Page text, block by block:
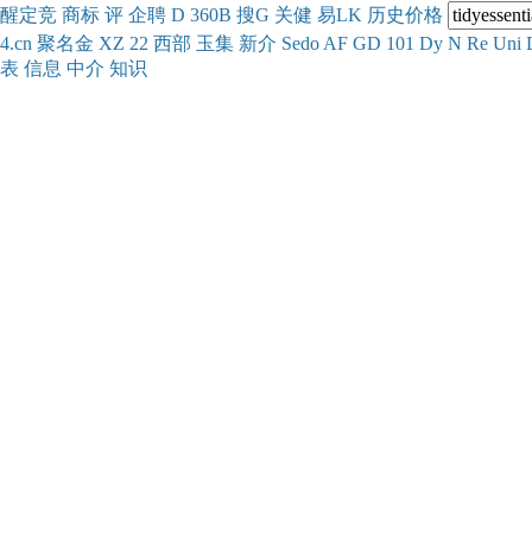
醒定竞 商标 评 企聘 D 360B 搜G 关健 易LK 历史价格
4.cn 聚名金 XZ 22 西部 玉集 新介 Sedo AF GD 101 Dy N Re Uni
表 信息 中介 知识